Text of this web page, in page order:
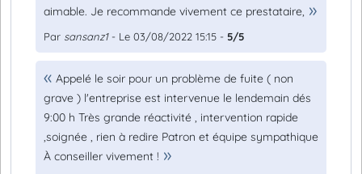
aimable. Je recommande vivement ce prestataire,
Par sansanz1- Le 03/08/2022 15:15 - 5/5
Appelé le soir pour un problème de fuite ( non
grave ) l'entreprise est intervenue le lendemain dés
9:00 h Très grande réactivité , intervention rapide
,soignée , rien à redire Patron et équipe sympathique
À conseiller vivement !